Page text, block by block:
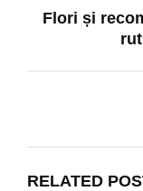
Flori și
RELATED